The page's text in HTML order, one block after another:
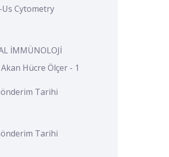
Cytometry
İMMÜNOLOJİ
Akan Hücre Ölçer - 1
Tarihi
Tarihi